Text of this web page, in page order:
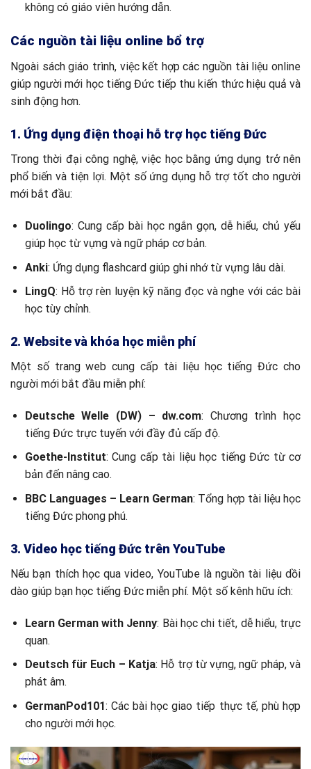
không có giáo viên hướng dẫn.
Các nguồn tài liệu online bổ trợ
Ngoài sách giáo trình, việc kết hợp các nguồn tài liệu online
giúp người mới học tiếng Đức tiếp thu kiến thức hiệu quả và
sinh động hơn.
1. Ứng dụng điện thoại hỗ trợ học tiếng Đức
Trong thời đại công nghệ, việc học bằng ứng dụng trở nên
phổ biến và tiện lợi. Một số ứng dụng hỗ trợ tốt cho người
mới bắt đầu:
Duolingo: Cung cấp bài học ngắn gọn, dễ hiểu, chủ yếu
giúp học từ vựng và ngữ pháp cơ bản.
Anki: Ứng dụng flashcard giúp ghi nhớ từ vựng lâu dài.
LingQ: Hỗ trợ rèn luyện kỹ năng đọc và nghe với các bài
học tùy chỉnh.
2. Website và khóa học miễn phí
Một số trang web cung cấp tài liệu học tiếng Đức cho
người mới bắt đầu miễn phí:
Deutsche Welle (DW) – dw.com: Chương trình học
tiếng Đức trực tuyến với đầy đủ cấp độ.
Goethe-Institut: Cung cấp tài liệu học tiếng Đức từ cơ
bản đến nâng cao.
BBC Languages – Learn German: Tổng hợp tài liệu học
tiếng Đức phong phú.
3. Video học tiếng Đức trên YouTube
Nếu bạn thích học qua video, YouTube là nguồn tài liệu dồi
dào giúp bạn học tiếng Đức miễn phí. Một số kênh hữu ích:
Learn German with Jenny: Bài học chi tiết, dễ hiểu, trực
quan.
Deutsch für Euch – Katja: Hỗ trợ từ vựng, ngữ pháp, và
phát âm.
GermanPod101: Các bài học giao tiếp thực tế, phù hợp
cho người mới học.